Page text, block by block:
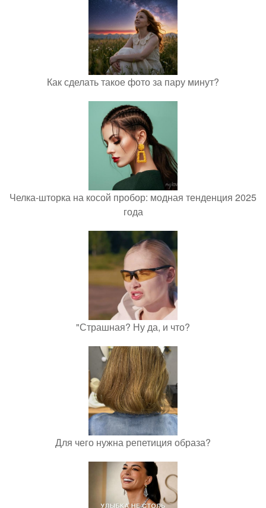
Как сделать такое фото за пару минут?
Челка-шторка на косой пробор: модная тенденция 2025
года
"Страшная? Ну да, и что?
Для чего нужна репетиция образа?